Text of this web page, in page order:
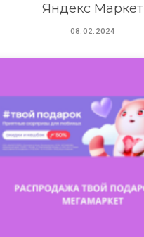
Яндекс Маркет
08.02.2024